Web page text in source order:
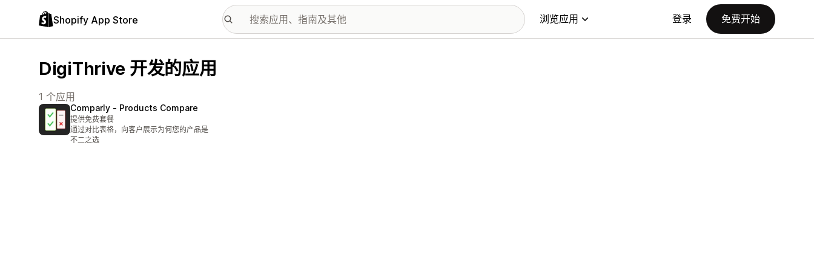
Shopify App Store 浏览应用 登录 免费开始
DigiThrive 开发的应用
1 个应用
Comparly ‑ Products Compare
提供免费套餐
通过对比表格，向客户展示为何您的产品是
不二之选